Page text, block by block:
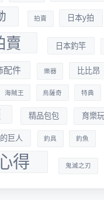
拍賣 日本y拍
賣 日本釣竿
配件 樂器 比比昂
海賊王 烏薩奇 特典
精品包包 育樂
巨人 釣具 釣魚
得 鬼滅之刃